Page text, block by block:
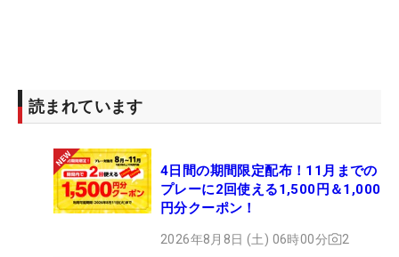
読まれています
4日間の期間限定配布！11月までの
プレーに2回使える1,500円＆1,000
円分クーポン！
2026年8月8日 (土) 06時00分 2